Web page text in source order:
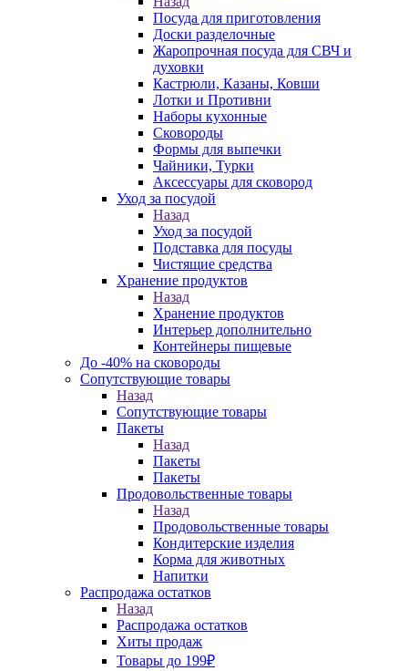
Посуда для приготовления
Доски разделочные
Жаропрочная посуда для СВЧ и
духовки
Кастрюли, Казаны, Ковши
Лотки и Противни
Наборы кухонные
Сковороды
Формы для выпечки
Чайники, Турки
Аксессуары для сковород
Уход за посудой
Назад
Уход за посудой
Подставка для посуды
Чистящие средства
Хранение продуктов
Назад
Хранение продуктов
Интерьер дополнительно
Контейнеры пищевые
До -40% на сковороды
Сопутствующие товары
Назад
Сопутствующие товары
Пакеты
Назад
Пакеты
Пакеты
Продовольственные товары
Назад
Продовольственные товары
Кондитерские изделия
Корма для животных
Напитки
Распродажа остатков
Назад
Распродажа остатков
Хиты продаж
Товары до 199₽